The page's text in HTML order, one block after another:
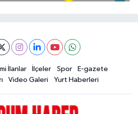
İlanlar İlçeler Spor
E-gazete
Video Galeri Yurt Haberleri